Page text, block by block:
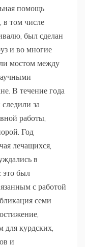
помощь
в том числе
был сделан
и во многие
мостом между
В течение года
за
работы,
Год
лечащихся,
в
это был
с работой
семи
курдских,
и